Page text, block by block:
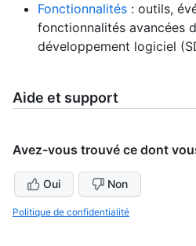
Fonctionnalités : outils,
fonctionnalités avancées
développement logiciel
Aide et support
Avez-vous trouvé ce dont
Oui Non
Politique de confidentialité